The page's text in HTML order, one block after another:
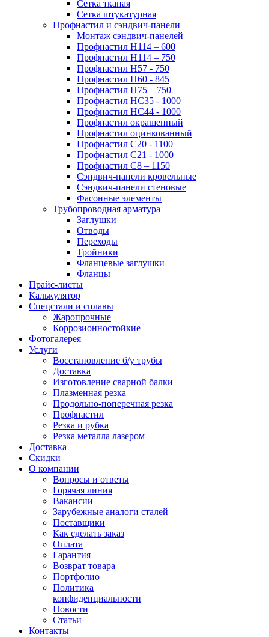
Сетка тканая
Сетка штукатурная
Профнастил и сэндвич-панели
Монтаж сэндвич-панелей
Профнастил Н114 – 600
Профнастил Н114 – 750
Профнастил Н57 - 750
Профнастил Н60 - 845
Профнастил Н75 – 750
Профнастил НС35 - 1000
Профнастил НС44 - 1000
Профнастил окрашенный
Профнастил оцинкованный
Профнастил С20 - 1100
Профнастил С21 - 1000
Профнастил С8 – 1150
Сэндвич-панели кровельные
Сэндвич-панели стеновые
Фасонные элементы
Трубопроводная арматура
Заглушки
Отводы
Переходы
Тройники
Фланцевые заглушки
Фланцы
Прайс-листы
Калькулятор
Спецстали и сплавы
Жаропрочные
Коррозионностойкие
Фотогалерея
Услуги
Восстановление б/у трубы
Доставка
Изготовление сварной балки
Плазменная резка
Продольно-поперечная резка
Профнастил
Резка и рубка
Резка металла лазером
Доставка
Скидки
О компании
Вопросы и ответы
Горячая линия
Вакансии
Зарубежные аналоги сталей
Поставщики
Как сделать заказ
Оплата
Гарантия
Возврат товара
Портфолио
Политика
конфиденциальности
Новости
Статьи
Контакты